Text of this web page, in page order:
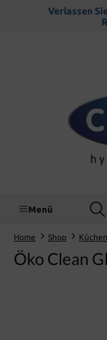
springenVerlassen
Menü
Home Shop
Öko Clean